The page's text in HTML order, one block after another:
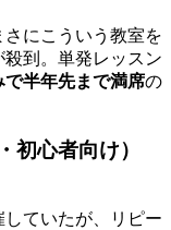
にこういう教室を
到。単発レッスン
半年先まで満席の
初心者向け）
ていたが、リピー